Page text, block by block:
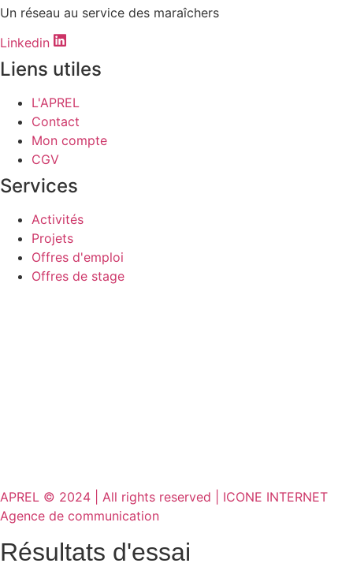
Un réseau au service des maraîchers
Linkedin
Liens utiles
L'APREL
Contact
Mon compte
CGV
Services
Activités
Projets
Offres d'emploi
Offres de stage
APREL © 2024 | All rights reserved | ICONE INTERNET
Agence de communication
Résultats d'essai